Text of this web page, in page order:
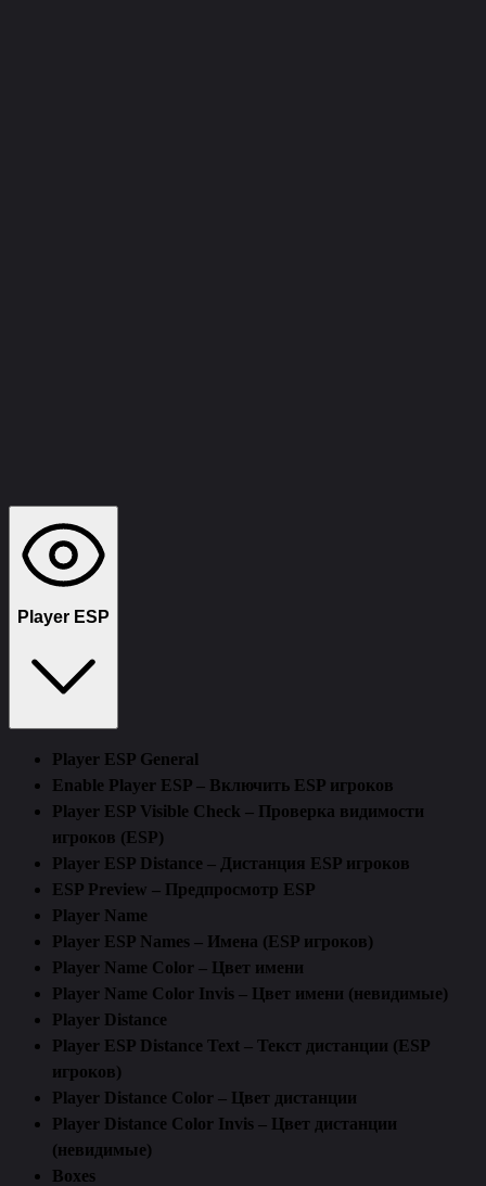
Player ESP
Player ESP General
Enable Player ESP – Включить ESP игроков
Player ESP Visible Check – Проверка видимости
игроков (ESP)
Player ESP Distance – Дистанция ESP игроков
ESP Preview – Предпросмотр ESP
Player Name
Player ESP Names – Имена (ESP игроков)
Player Name Color – Цвет имени
Player Name Color Invis – Цвет имени (невидимые)
Player Distance
Player ESP Distance Text – Текст дистанции (ESP
игроков)
Player Distance Color – Цвет дистанции
Player Distance Color Invis – Цвет дистанции
(невидимые)
Boxes